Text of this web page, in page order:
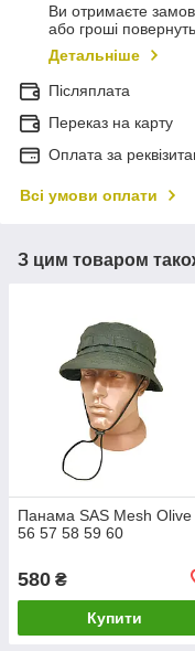
Ви отримаєте
або гроші
Детальніше
Післяплата
Переказ на карту
Оплата за
Всі умови оплати
З цим товаром
Панама SAS Mesh Olive
56 57 58 59 60
580 ₴
Купити